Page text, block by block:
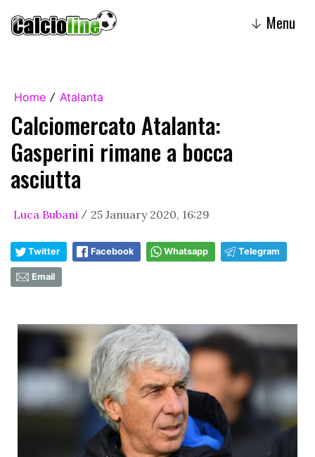
↓ Menu
Home / Atalanta
Calciomercato Atalanta:
Gasperini rimane a bocca
asciutta
Luca Bubani / 25 January 2020, 16:29
Twitter Facebook Whatsapp Telegram
Email